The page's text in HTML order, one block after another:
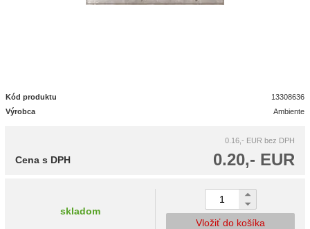
Kód produktu
13308636
Výrobca
Ambiente
0.16,- EUR bez DPH
0.20,- EUR
Cena s DPH
skladom
Vložiť do košíka